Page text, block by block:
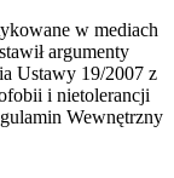
w mediach
argumenty
Ustawy 19/2007 z
i nietolerancji
Wewnętrzny